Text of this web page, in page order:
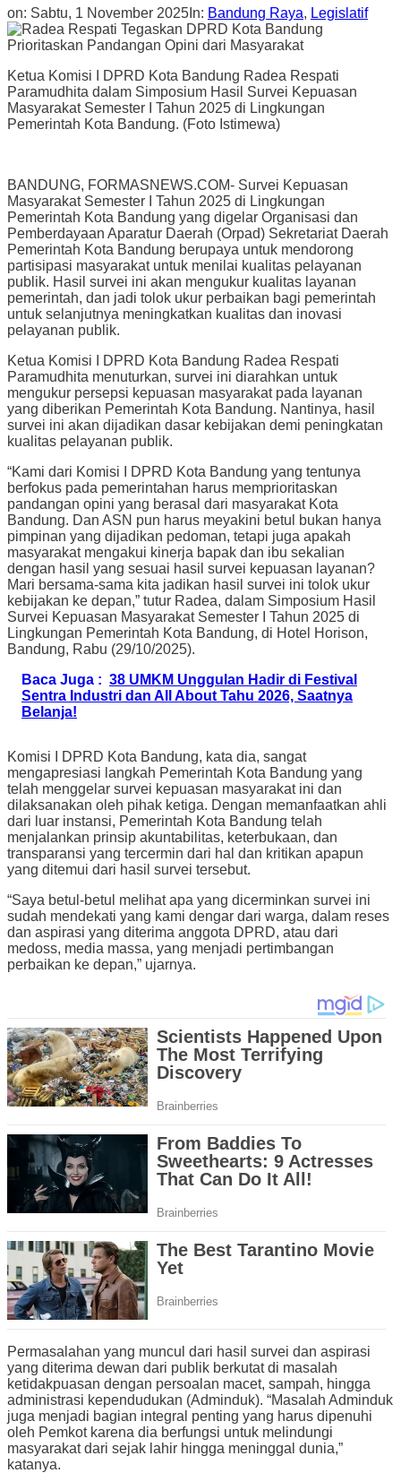
on: Sabtu, 1 November 2025 In: Bandung Raya, Legislatif
Ketua Komisi I DPRD Kota Bandung Radea Respati
Paramudhita dalam Simposium Hasil Survei Kepuasan
Masyarakat Semester I Tahun 2025 di Lingkungan
Pemerintah Kota Bandung. (Foto Istimewa)
BANDUNG, FORMASNEWS.COM- Survei Kepuasan
Masyarakat Semester I Tahun 2025 di Lingkungan
Pemerintah Kota Bandung yang digelar Organisasi dan
Pemberdayaan Aparatur Daerah (Orpad) Sekretariat Daerah
Pemerintah Kota Bandung berupaya untuk mendorong
partisipasi masyarakat untuk menilai kualitas pelayanan
publik. Hasil survei ini akan mengukur kualitas layanan
pemerintah, dan jadi tolok ukur perbaikan bagi pemerintah
untuk selanjutnya meningkatkan kualitas dan inovasi
pelayanan publik.
Ketua Komisi I DPRD Kota Bandung Radea Respati
Paramudhita menuturkan, survei ini diarahkan untuk
mengukur persepsi kepuasan masyarakat pada layanan
yang diberikan Pemerintah Kota Bandung. Nantinya, hasil
survei ini akan dijadikan dasar kebijakan demi peningkatan
kualitas pelayanan publik.
“Kami dari Komisi I DPRD Kota Bandung yang tentunya
berfokus pada pemerintahan harus memprioritaskan
pandangan opini yang berasal dari masyarakat Kota
Bandung. Dan ASN pun harus meyakini betul bukan hanya
pimpinan yang dijadikan pedoman, tetapi juga apakah
masyarakat mengakui kinerja bapak dan ibu sekalian
dengan hasil yang sesuai hasil survei kepuasan layanan?
Mari bersama-sama kita jadikan hasil survei ini tolok ukur
kebijakan ke depan,” tutur Radea, dalam Simposium Hasil
Survei Kepuasan Masyarakat Semester I Tahun 2025 di
Lingkungan Pemerintah Kota Bandung, di Hotel Horison,
Bandung, Rabu (29/10/2025).
Baca Juga : 38 UMKM Unggulan Hadir di Festival
Sentra Industri dan All About Tahu 2026, Saatnya
Belanja!
Komisi I DPRD Kota Bandung, kata dia, sangat
mengapresiasi langkah Pemerintah Kota Bandung yang
telah menggelar survei kepuasan masyarakat ini dan
dilaksanakan oleh pihak ketiga. Dengan memanfaatkan ahli
dari luar instansi, Pemerintah Kota Bandung telah
menjalankan prinsip akuntabilitas, keterbukaan, dan
transparansi yang tercermin dari hal dan kritikan apapun
yang ditemui dari hasil survei tersebut.
“Saya betul-betul melihat apa yang dicerminkan survei ini
sudah mendekati yang kami dengar dari warga, dalam reses
dan aspirasi yang diterima anggota DPRD, atau dari
medoss, media massa, yang menjadi pertimbangan
perbaikan ke depan,” ujarnya.
Permasalahan yang muncul dari hasil survei dan aspirasi
yang diterima dewan dari publik berkutat di masalah
ketidakpuasan dengan persoalan macet, sampah, hingga
administrasi kependudukan (Adminduk). “Masalah Adminduk
juga menjadi bagian integral penting yang harus dipenuhi
oleh Pemkot karena dia berfungsi untuk melindungi
masyarakat dari sejak lahir hingga meninggal dunia,”
katanya.